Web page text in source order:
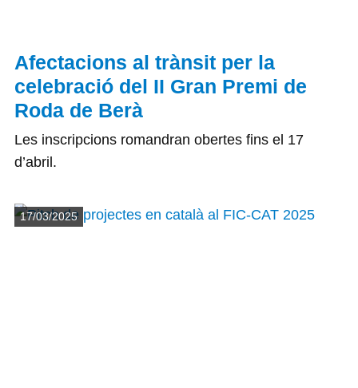
Afectacions al trànsit per la
celebració del II Gran Premi de
Roda de Berà
Les inscripcions romandran obertes fins el 17
d’abril.
Detalls
17/03/2025